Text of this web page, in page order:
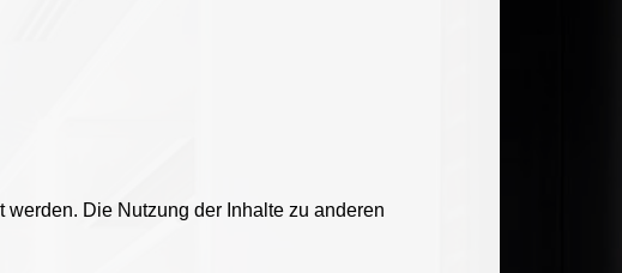
Die Nutzung der Inhalte zu anderen